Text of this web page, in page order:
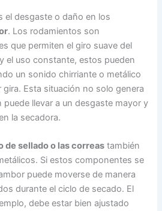
el desgaste o daño en los
. Los rodamientos son
que permiten el giro suave del
el uso constante, estos pueden
un sonido chirriante o metálico
Esta situación no solo genera
puede llevar a un desgaste mayor y
la secadora.
de sellado o las correas también
Si estos componentes se
puede moverse de manera
durante el ciclo de secado. El
debe estar bien ajustado